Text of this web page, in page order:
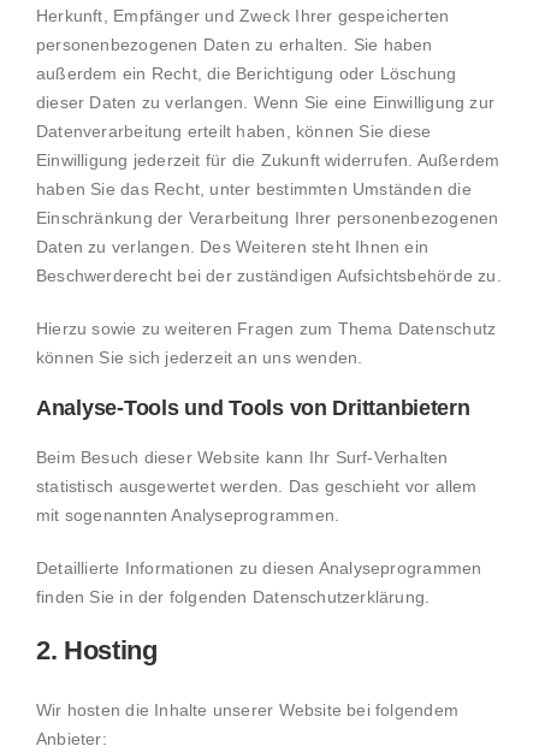
Herkunft, Empfänger und Zweck Ihrer gespeicherten
personenbezogenen Daten zu erhalten. Sie haben
außerdem ein Recht, die Berichtigung oder Löschung
dieser Daten zu verlangen. Wenn Sie eine Einwilligung zur
Datenverarbeitung erteilt haben, können Sie diese
Einwilligung jederzeit für die Zukunft widerrufen. Außerdem
haben Sie das Recht, unter bestimmten Umständen die
Einschränkung der Verarbeitung Ihrer personenbezogenen
Daten zu verlangen. Des Weiteren steht Ihnen ein
Beschwerderecht bei der zuständigen Aufsichtsbehörde zu.
Hierzu sowie zu weiteren Fragen zum Thema Datenschutz
können Sie sich jederzeit an uns wenden.
Analyse-Tools und Tools von Dritt­anbietern
Beim Besuch dieser Website kann Ihr Surf-Verhalten
statistisch ausgewertet werden. Das geschieht vor allem
mit sogenannten Analyseprogrammen.
Detaillierte Informationen zu diesen Analyseprogrammen
finden Sie in der folgenden Datenschutzerklärung.
2. Hosting
Wir hosten die Inhalte unserer Website bei folgendem
Anbieter: